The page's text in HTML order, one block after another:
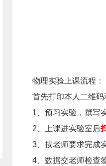
物理实验上课流程：
首先打印本人二维
1、预习实验，撰写
2、上课进实验室后
3、按老师要求完成
4、数据交老师检查